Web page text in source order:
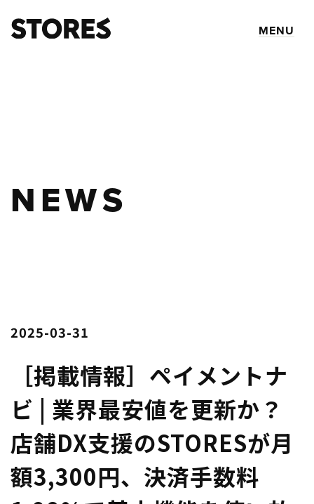
MENU
NEWS
2025-03-31
［掲載情報］ペイメントナ
ビ | 業界最安値を更新か？
店舗DX支援のSTORESが月
額3,300円、決済手数料